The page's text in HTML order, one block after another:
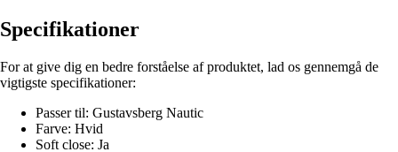
Specifikationer
For at give dig en bedre forståelse af produktet, lad os gennemgå de
vigtigste specifikationer:
Passer til: Gustavsberg Nautic
Farve: Hvid
Soft close: Ja